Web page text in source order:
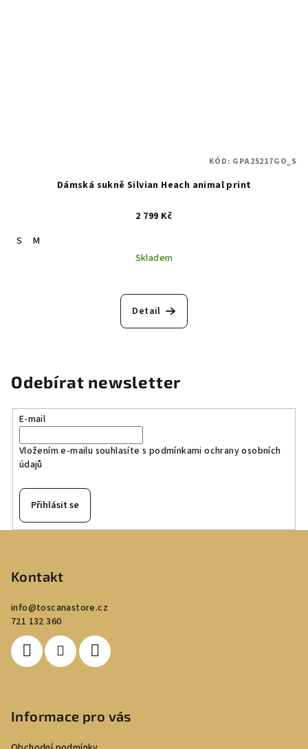
Dámská sukně Silvian Heach animal print
2 799 Kč
S
M
Skladem
Detail
KÓD: GPA25217GO_S
Odebírat newsletter
E-mail
Vložením e-mailu souhlasíte s podmínkami ochrany osobních
údajů
Přihlásit se
Kontakt
info@toscanastore.cz
721 132 360
Informace pro vás